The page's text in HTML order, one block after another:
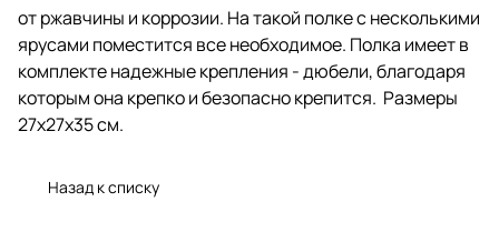
от ржавчины и коррозии. На такой полке с несколькими
ярусами поместится все необходимое. Полка имеет в
комплекте надежные крепления - дюбели, благодаря
которым она крепко и безопасно крепится. Размеры
27х27х35 см.
Назад к списку